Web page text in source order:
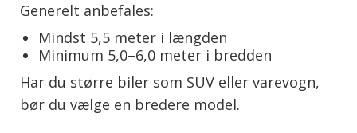
Generelt anbefales:
Mindst 5,5 meter i længden
Minimum 5,0–6,0 meter i bredden
Har du større biler som SUV eller varevogn,
bør du vælge en bredere model.